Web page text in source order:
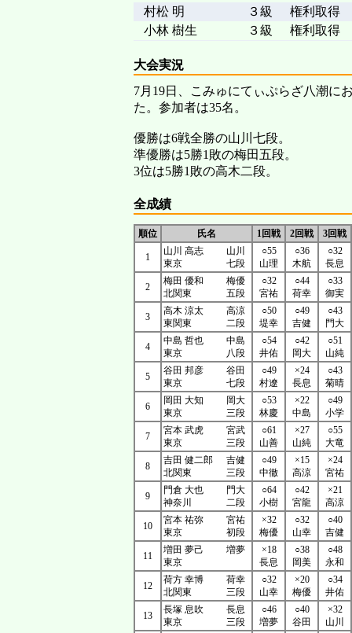
村松 明
３級
権利取得
小林 樹生
３級 権利取得
大会実況
7月19日、こみゅにてぃぷらざ八潮に
た。参加者は35名。
優勝は6戦全勝の山川七段。
準優勝は5勝1敗の梅田五段。
3位は5勝1敗の高木二段。
全成績
順位 氏名 1回戦 2回戦 3回戦
1
山川 高志
東京
山川
七段
○55
山理
○36
木航
○32
長息
2
梅田 優和
北関東
梅優
五段
○32
宮祐
○44
荷幸
○33
御実
3
高木 涼太
東関東
高涼
二段
○50
堤幸
○49
吉健
○43
門大
4
中島 哲也
東京
中島
八段
○54
井佑
○42
岡大
○51
山純
5
谷田 邦彦
東京
谷田
七段
○49
村遼
×24
長息
○43
菊晴
6
岡田 大知
東京
岡大
三段
○53
林慶
×22
中島
○49
小学
7
宮本 武虎
東京
宮武
三段
○61
山善
×27
山純
○55
大竜
8
吉田 健二郎
北関東
吉健
三段
○49
中徹
×15
高涼
×24
宮祐
9
門倉 大也
神奈川
門大
二段
○64
小樹
○42
宮龍
×21
高涼
10
宮本 祐弥
東京
宮祐
初段
×32
梅優
○32
山幸
○40
吉健
11
増田 夢己
東京
増夢
×18
長息
○38
岡美
○48
永和
12
荷方 幸博
北関東
荷幸
三段
○32
山幸
×20
梅優
○34
井佑
13
長塚 息吹
東京
長息
三段
○46
増夢
○40
谷田
×32
山川